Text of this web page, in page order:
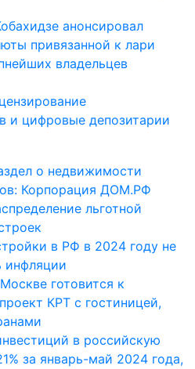
анонсировал
привязанной к лари
владельцев
и цифровые депозитарии
Корпорация ДОМ.РФ
льготной
в РФ в 2024 году не
инфляции
готовится к
КРТ с гостиницей,
в российскую
за январь-май 2024 года,